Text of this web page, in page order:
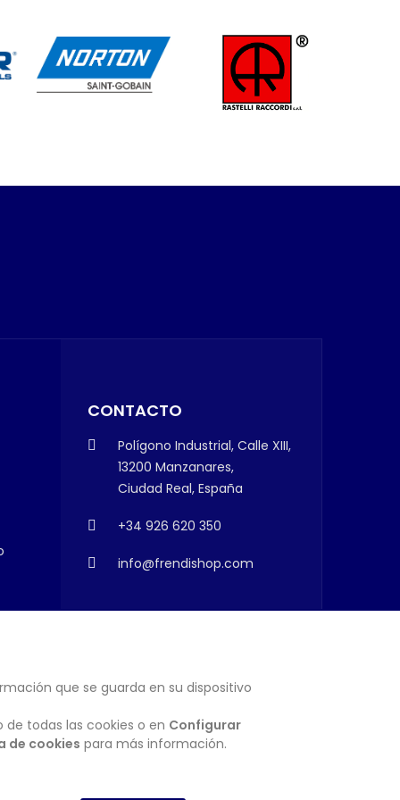
CONTACTO
Polígono Industrial, Calle XIII,
13200 Manzanares,
Ciudad Real, España
+34 926 620 350
info@frendishop.com
SUSCRIBIRSE
que se guarda en su dispositivo
todas las cookies o en Configurar
de cookies para más información.